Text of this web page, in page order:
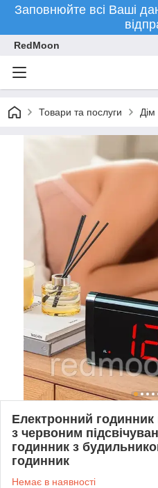
Заповнюйте всі Ваші
RedMoon
Товари та послуги Дім
Електронний годинник
з червоним
годинник з
годинник
Немає в наявності